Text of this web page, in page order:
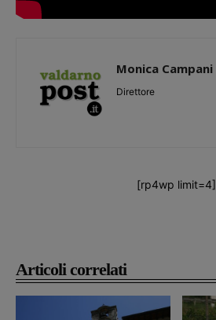
Articoli correlati
Monica Campani
Direttore
[rp4wp limit=4]